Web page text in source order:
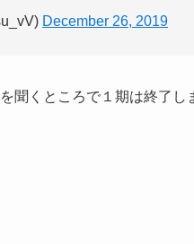
December 26, 2019
聞くところで１期は終了し